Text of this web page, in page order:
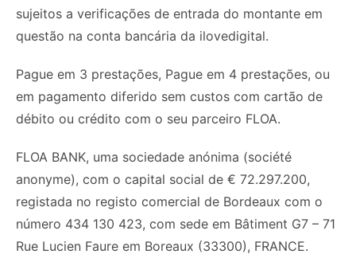
sujeitos a verificações de entrada do montante em
questão na conta bancária da ilovedigital.
Pague em 3 prestações, Pague em 4 prestações, ou
em pagamento diferido sem custos com cartão de
débito ou crédito com o seu parceiro FLOA.
FLOA BANK, uma sociedade anónima (société
anonyme), com o capital social de € 72.297.200,
registada no registo comercial de Bordeaux com o
número 434 130 423, com sede em Bâtiment G7 – 71
Rue Lucien Faure em Boreaux (33300), FRANCE.